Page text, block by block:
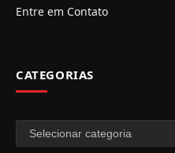
Entre em Contato
CATEGORIAS
Categorias